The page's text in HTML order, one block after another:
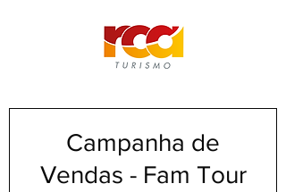
Campanha de
Vendas - Fam Tour